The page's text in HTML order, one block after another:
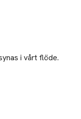
i vårt flöde.